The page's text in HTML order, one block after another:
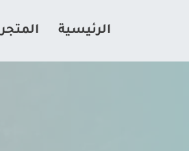
الرئيسية المتجر